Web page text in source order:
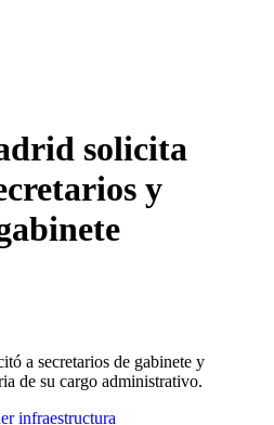
solicita
y
a secretarios de gabinete y
de su cargo administrativo.